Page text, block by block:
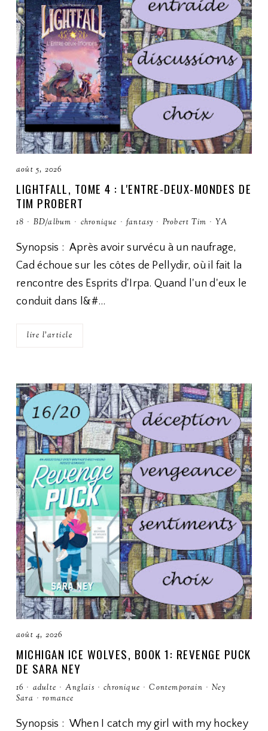
août 5, 2026
LIGHTFALL, TOME 4 : L'ENTRE-DEUX-MONDES DE
TIM PROBERT
18 · BD/album · chronique · fantasy · Probert Tim · YA
Synopsis : Après avoir survécu à un naufrage,
Cad échoue sur les côtes de Pellydir, où il fait la
rencontre des Esprits d'Irpa. Quand l'un d'eux le
conduit dans l&#…
lire l'article
août 4, 2026
MICHIGAN ICE WOLVES, BOOK 1: REVENGE PUCK
DE SARA NEY
16 · adulte · Anglais · chronique · Contemporain · Ney
Sara · romance
Synopsis : When I catch my girl with my hockey